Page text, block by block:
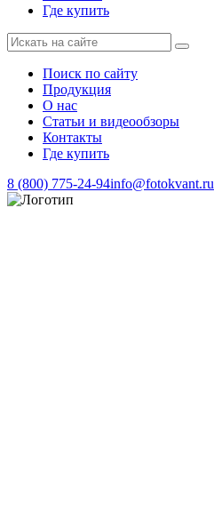
Где купить
Поиск по сайту
Продукция
О нас
Статьи и видеообзоры
Контакты
Где купить
8 (800) 775-24-94info@fotokvant.ru